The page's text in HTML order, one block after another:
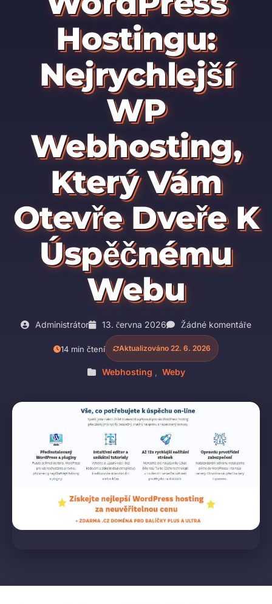
Hostingu:
Nejrychlejší
WP
Webhosting,
Který Vám
Otevře Dveře K
Úspěčnému
Webu
Administrátor 13. června 2026 Žádné komentáře
14 min čtení Aktualizováno 22. 6. 2026
Webhosting Weby